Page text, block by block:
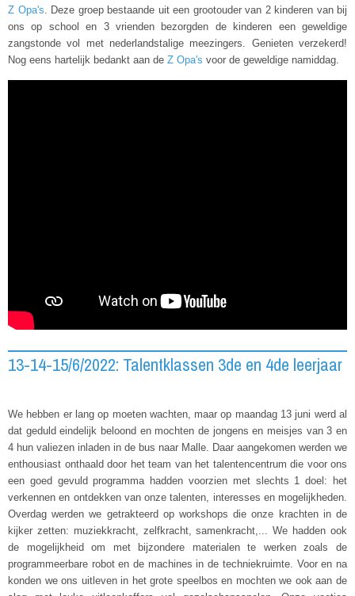
Z Opa's. Deze groep bestaande uit een grootouder van 2 kinderen van bij
ons op school en 3 vrienden bezorgden de kinderen een geweldige
zangstonde vol met nederlandstalige meezingers. Genieten verzekerd!
Nog eens hartelijk bedankt aan de Z Opa's voor de geweldige namiddag.
13-14-15/6/2022: Talentklassen 3de en 4de leerjaar
We hebben er lang op moeten wachten, maar op maandag 13 juni werd al
dat geduld eindelijk beloond en mochten de jongens en meisjes van 3 en
4 hun valiezen inladen in de bus naar Malle. Daar aangekomen werden we
enthousiast onthaald door het team van het talentencentrum die voor ons
een goed gevuld programma hadden voorzien met slechts 1 doel: het
verkennen en ontdekken van onze talenten, interesses en mogelijkheden.
Overdag werden we getrakteerd op workshops die onze krachten in de
kijker zetten: muziekkracht, zelfkracht, samenkracht,... We hadden ook
de mogelijkheid om met bijzondere materialen te werken zoals de
programmeerbare robot en de machines in de techniekruimte. Voor en na
konden we ons uitleven in het grote speelbos en mochten we ook aan de